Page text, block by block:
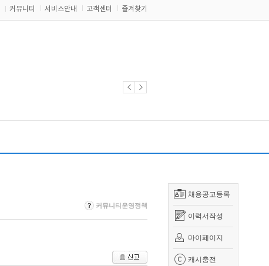
커뮤니티 서비스안내 고객센터 즐겨찾기
채용공고등록
이력서작성
마이페이지
캐시충전
커뮤니티운영정책